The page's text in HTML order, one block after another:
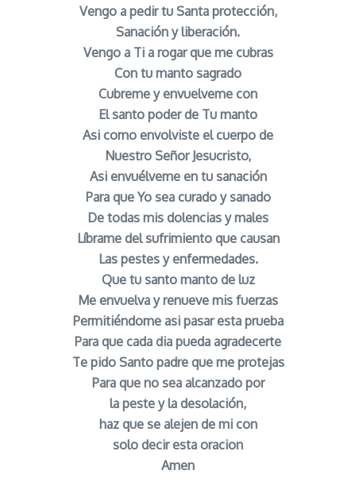
Vengo a pedir tu Santa protección,
Sanación y liberación.
Vengo a Ti a rogar que me cubras
Con tu manto sagrado
Cubreme y envuelveme con
El santo poder de Tu manto
Asi como envolviste el cuerpo de
Nuestro Señor Jesucristo,
Asi envuélveme en tu sanación
Para que Yo sea curado y sanado
De todas mis dolencias y males
Líbrame del sufrimiento que causan
Las pestes y enfermedades.
Que tu santo manto de luz
Me envuelva y renueve mis fuerzas
Permitiéndome asi pasar esta prueba
Para que cada dia pueda agradecerte
Te pido Santo padre que me protejas
Para que no sea alcanzado por
la peste y la desolación,
haz que se alejen de mi con
solo decir esta oracion
Amen